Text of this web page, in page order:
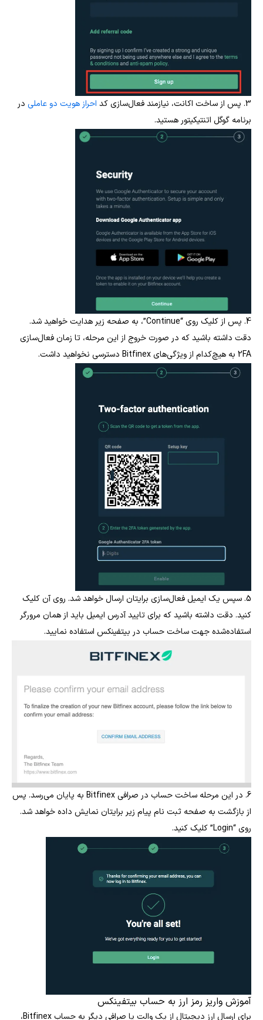
3. پس از ساخت اکانت، نیازمند فعال‌سازی کد احراز هویت دو عاملی در
برنامه گوگل اتنتیکیتور هستید.
4. پس از کلیک روی “Continue”، به صفحه زیر هدایت خواهید شد.
دقت داشته باشید که در صورت خروج از این مرحله، تا زمان فعال‌سازی
2FA به هیچ‌کدام از ویژگی‌های Bitfinex دسترسی نخواهید داشت.
5. سپس یک ایمیل فعال‌سازی برایتان ارسال خواهد شد. روی آن کلیک
کنید. دقت داشته باشید که برای تایید آدرس ایمیل باید از همان مرورگر
استفاده‌شده جهت ساخت حساب در بیتفینکس استفاده نمایید.
6. در این مرحله ساخت حساب در صرافی Bitfinex به پایان می‌رسد. پس
از بازگشت به صفحه ثبت نام پیام زیر برایتان نمایش داده خواهد شد.
روی “Login” کلیک کنید.
آموزش واریز رمز ارز به حساب بیتفینکس
برای ارسال ارز دیجیتال از یک والت یا صرافی دیگر به حساب Bitfinex،